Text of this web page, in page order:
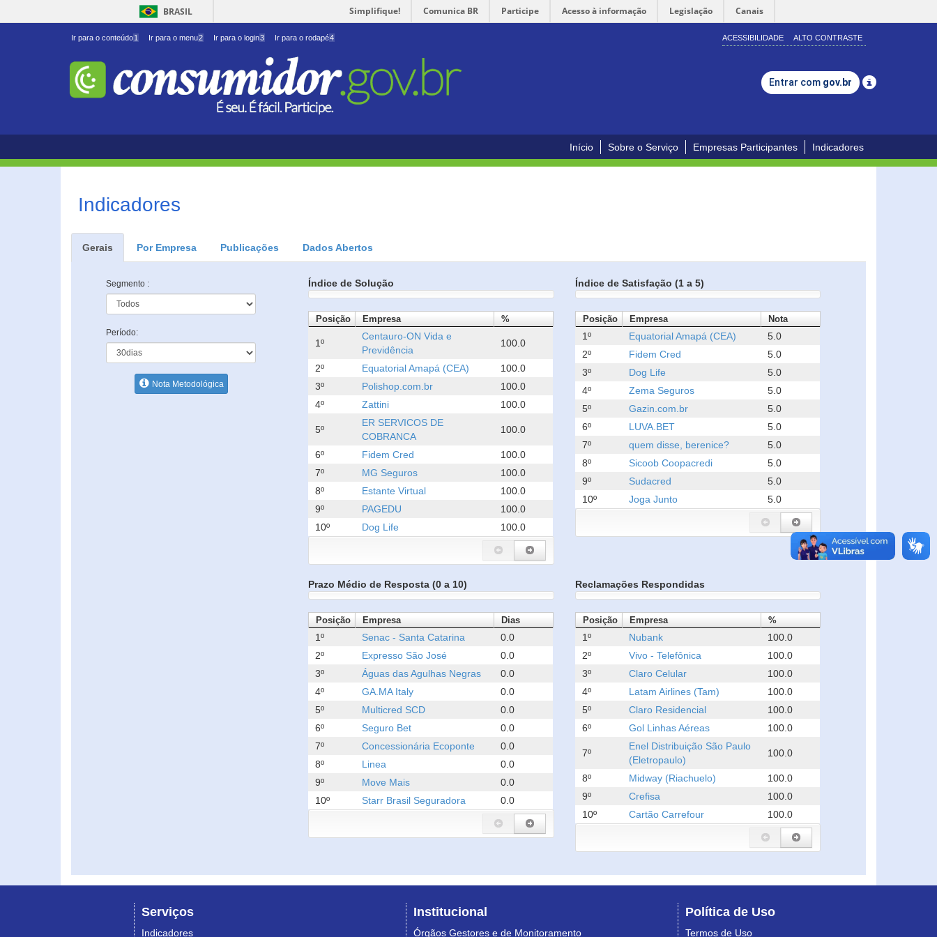
BRASIL Simplifique! Comunica BR Participe Acesso à informação Legislação Canais
Ir para o conteúdo1 Ir para o menu2 Ir para o login3 Ir para o rodapé4 ACESSIBILIDADE ALTO CONTRASTE
Entrar com gov.br
Início Sobre o Serviço Empresas Participantes Indicadores
Indicadores
Gerais Por Empresa Publicações Dados Abertos
Segmento :
Período:
Nota Metodológica
Índice de Solução
Posição Empresa %
1º
Centauro-ON Vida e
Previdência
100.0
2º Equatorial Amapá (CEA)
100.0
3º
Polishop.com.br
100.0
4º
Zattini 100.0
5º
ER SERVICOS DE
COBRANCA
100.0
6º Fidem Cred
100.0
7º
MG Seguros
100.0
8º
Estante Virtual
100.0
9º
PAGEDU
100.0
10º
Dog Life 100.0
Índice de Satisfação (1 a 5)
Posição Empresa Nota
1º Equatorial Amapá (CEA)
5.0
2º
Fidem Cred
5.0
3º
Dog Life
5.0
4º
Zema Seguros
5.0
5º
Gazin.com.br
5.0
6º
LUVA.BET
5.0
7º
quem disse, berenice?
5.0
8º
Sicoob Coopacredi
5.0
9º
Sudacred
5.0
10º
Joga Junto 5.0
Prazo Médio de Resposta (0 a 10)
Posição Empresa Dias
1º Senac - Santa Catarina
0.0
2º
Expresso São José
0.0
3º
Águas das Agulhas Negras
0.0
4º
GA.MA Italy
0.0
5º
Multicred SCD
0.0
6º
Seguro Bet
0.0
7º
Concessionária Ecoponte
0.0
8º
Linea
0.0
9º
Move Mais
0.0
10º
Starr Brasil Seguradora 0.0
Reclamações Respondidas
Posição Empresa %
1º Nubank
100.0
2º
Vivo - Telefônica
100.0
3º
Claro Celular
100.0
4º
Latam Airlines (Tam)
100.0
5º
Claro Residencial
100.0
6º
Gol Linhas Aéreas 100.0
7º
Enel Distribuição São Paulo
(Eletropaulo)
100.0
8º Midway (Riachuelo)
100.0
9º
Crefisa
100.0
10º
Cartão Carrefour 100.0
Serviços
Indicadores
Institucional
Órgãos Gestores e de Monitoramento
Política de Uso
Termos de Uso